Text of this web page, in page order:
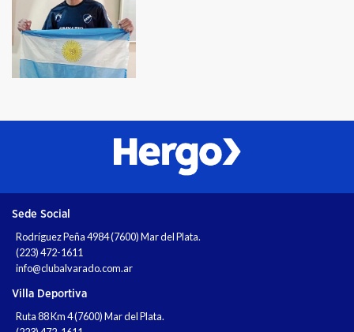
Sede Social
Rodríguez Peña 4984 (7600) Mar del Plata.
(223) 472-1611
info@clubalvarado.com.ar
Villa Deportiva
Ruta 88 Km 4 (7600) Mar del Plata.